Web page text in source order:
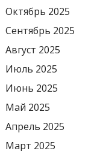
Октябрь 2025
Сентябрь 2025
Август 2025
Июль 2025
Июнь 2025
Май 2025
Апрель 2025
Март 2025